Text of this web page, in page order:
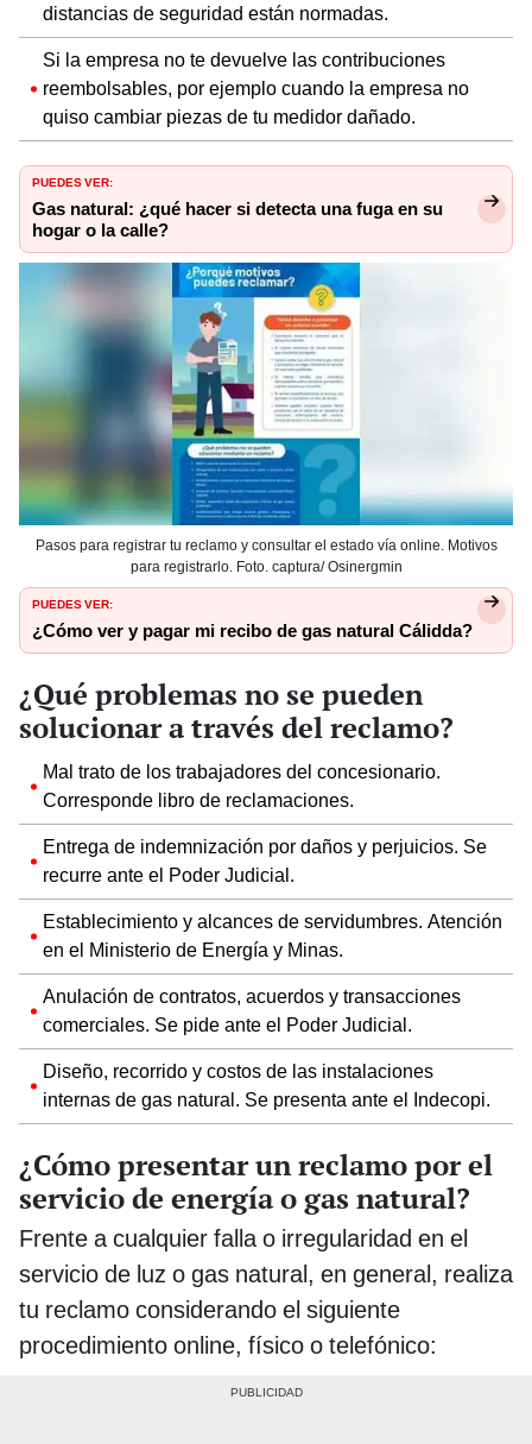
distancias de seguridad están normadas.
Si la empresa no te devuelve las contribuciones
reembolsables, por ejemplo cuando la empresa no
quiso cambiar piezas de tu medidor dañado.
PUEDES VER:
Gas natural: ¿qué hacer si detecta una fuga en su
hogar o la calle?
Pasos para registrar tu reclamo y consultar el estado vía online. Motivos
para registrarlo. Foto. captura/ Osinergmin
PUEDES VER:
¿Cómo ver y pagar mi recibo de gas natural Cálidda?
¿Qué problemas no se pueden
solucionar a través del reclamo?
Mal trato de los trabajadores del concesionario.
Corresponde libro de reclamaciones.
Entrega de indemnización por daños y perjuicios. Se
recurre ante el Poder Judicial.
Establecimiento y alcances de servidumbres. Atención
en el Ministerio de Energía y Minas.
Anulación de contratos, acuerdos y transacciones
comerciales. Se pide ante el Poder Judicial.
Diseño, recorrido y costos de las instalaciones
internas de gas natural. Se presenta ante el Indecopi.
¿Cómo presentar un reclamo por el
servicio de energía o gas natural?
Frente a cualquier falla o irregularidad en el
servicio de luz o gas natural, en general, realiza
tu reclamo considerando el siguiente
procedimiento online, físico o telefónico: